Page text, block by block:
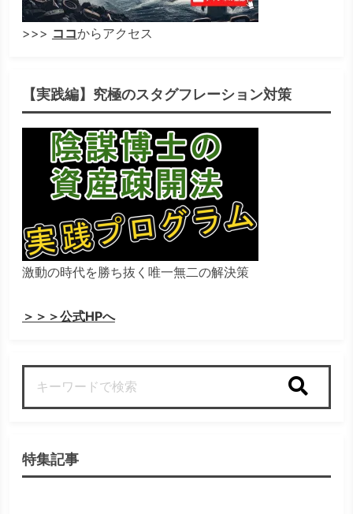
>>> ココからアクセス
【実践編】究極のスタグフレーション対策
激動の時代を勝ち抜く唯一無二の解決策
＞＞＞公式HPへ
特集記事